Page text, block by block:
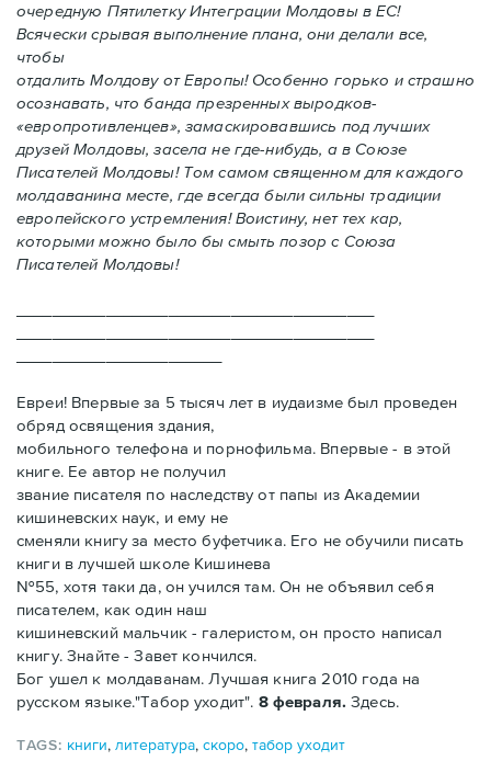
очередную Пятилетку Интеграции Молдовы в ЕС!
Всячески срывая выполнение плана, они делали все,
чтобы
отдалить Молдову от Европы! Особенно горько и страшно
осознавать, что банда презренных выродков-
«европротивленцев», замаскировавшись под лучших
друзей Молдовы, засела не где-нибудь, а в Союзе
Писателей Молдовы! Том самом священном для каждого
молдаванина месте, где всегда были сильны традиции
европейского устремления! Воистину, нет тех кар,
которыми можно было бы смыть позор с Союза
Писателей Молдовы!
Евреи! Впервые за 5 тысяч лет в иудаизме был проведен
обряд освящения здания,
мобильного телефона и порнофильма. Впервые - в этой
книге. Ее автор не получил
звание писателя по наследству от папы из Академии
кишиневских наук, и ему не
сменяли книгу за место буфетчика. Его не обучили писать
книги в лучшей школе Кишинева
№55, хотя таки да, он учился там. Он не объявил себя
писателем, как один наш
кишиневский мальчик - галеристом, он просто написал
книгу. Знайте - Завет кончился.
Бог ушел к молдаванам. Лучшая книга 2010 года на
русском языке."Табор уходит". 8 февраля. Здесь.
TAGS: книги,литература,скоро,табор уходит